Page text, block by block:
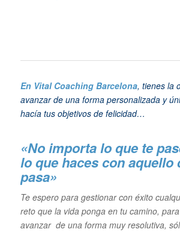
En Vital Coaching Barcelona, tienes la
avanzar de una forma personalizada y
hacía tus objetivos de felicidad…
«No importa lo que te
lo que haces con aquello
pasa»
Te espero para gestionar con éxito
reto que la vida ponga en tu camino,
avanzar de una forma muy resolutiva,